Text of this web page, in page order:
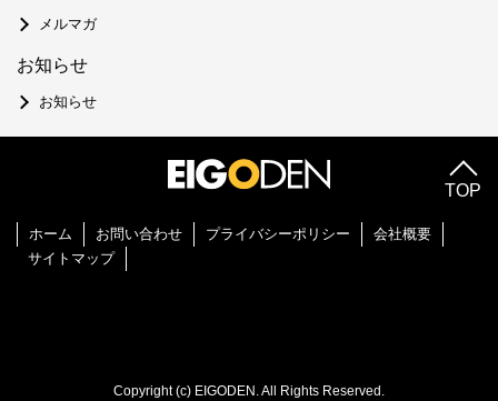
メルマガ
お知らせ
お知らせ
ホーム お問い合わせ プライバシーポリシー
会社概要
サイトマップ
TOP
Copyright (c) EIGODEN. All Rights Reserved.